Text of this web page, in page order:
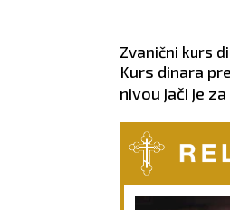
Zvanični kurs
Kurs dinara
nivou jači je